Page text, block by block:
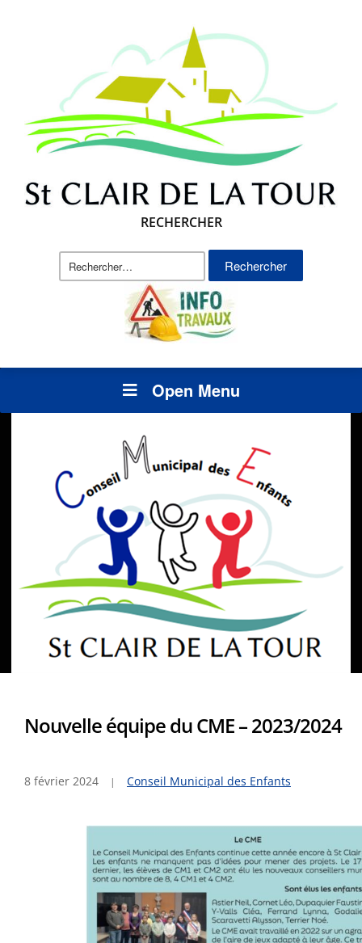
RECHERCHER
Rechercher :
Open Menu
Nouvelle équipe du CME – 2023/2024
8 février 2024 Conseil Municipal des Enfants